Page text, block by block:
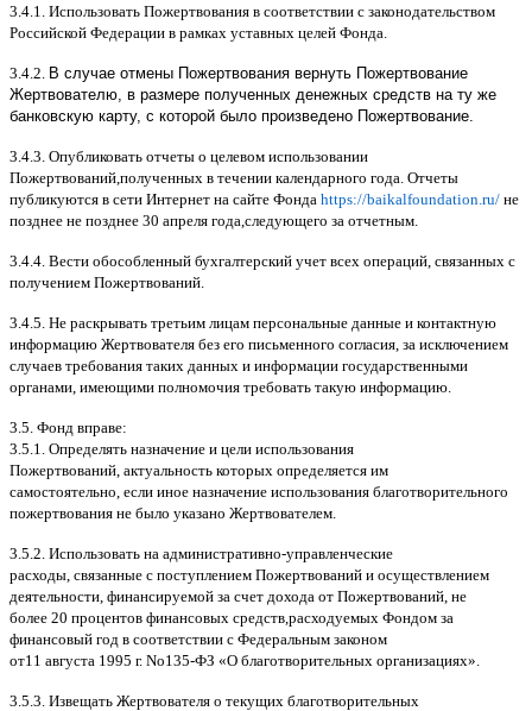
3.4.1. Использовать Пожертвования в соответствии с законодательством
Российской Федерации в рамках уставных целей Фонда
3.4.2. В случае отмены Пожертвования вернуть Пожертвование
Жертвователю, в размере полученных денежных средств на ту же
банковскую карту, с которой было произведено Пожертвование.
3.4.3. Опубликовать отчеты о целевом использовании
Пожертвований полученных в течении календарного года Отчеты
публикуются в сети Интернет на сайте Фонда https://baikalfoundation.ru/ не
позднее не позднее 30 апреля года следующего за отчетным
3.4.4. Вести обособленный бухгалтерский учет всех операций связанных с
получением Пожертвований
3.4.5. Не раскрывать третьим лицам персональные данные и контактную
информацию Жертвователя без его письменного согласия за исключением
случаев требования таких данных и информации государственными
органами имеющими полномочия требовать такую информацию
3.5. Фонд вправе:
3.5.1. Определять назначение и цели использования
Пожертвований актуальность которых определяется им
самостоятельно если иное назначение использования благотворительного
пожертвования не было указано Жертвователем
3.5.2. Использовать на административно-управленческие
расходы связанные с поступлением Пожертвований и осуществлением
деятельности финансируемой за счет дохода от Пожертвований не
более 20 процентов финансовых средств расходуемых Фондом за
финансовый год в соответствии с Федеральным законом
от11 августа 1995 г. No135-ФЗ «О благотворительных организациях».
3.5.3. Извещать Жертвователя o текущих благотворительных